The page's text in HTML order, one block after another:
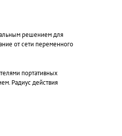
решением для
от сети переменного
портативных
Радиус действия